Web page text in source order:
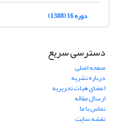
دوره 16 (1388)
دسترسی سریع
صفحه اصلی
درباره نشریه
اعضای هیات تحریریه
ارسال مقاله
تماس با ما
نقشه سایت